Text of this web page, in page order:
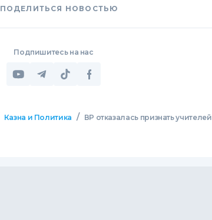
ПОДЕЛИТЬСЯ НОВОСТЬЮ
Подпишитесь на нас
Казна и Политика /
ВР отказалась признать учителей